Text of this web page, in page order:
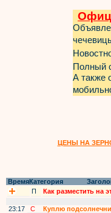
Полный
А также
ЦЕНЫ НА
ВремяКатегория
П
Как разместить на
23:17
С
Куплю